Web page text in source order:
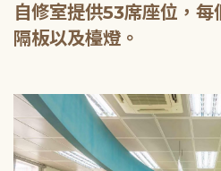
自修室提供53席座位，